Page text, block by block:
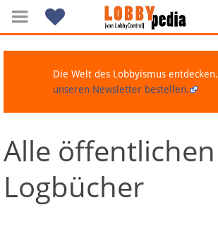
Navigation
Über Lobbypedia
Die Welt des Lobbyismus entdecken.
unseren Newsletter bestellen.
Alle öffentlichen
Logbücher